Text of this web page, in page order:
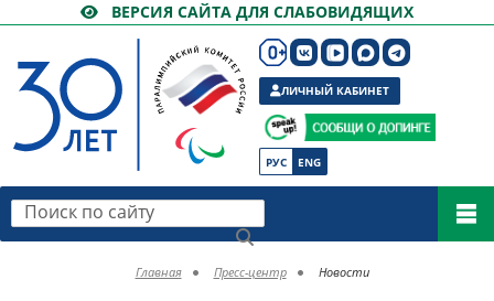
ВЕРСИЯ САЙТА ДЛЯ СЛАБОВИДЯЩИХ
РУС ENG
ЛИЧНЫЙ КАБИНЕТ
Поиск по сайту
Главная Пресс-центр Новости